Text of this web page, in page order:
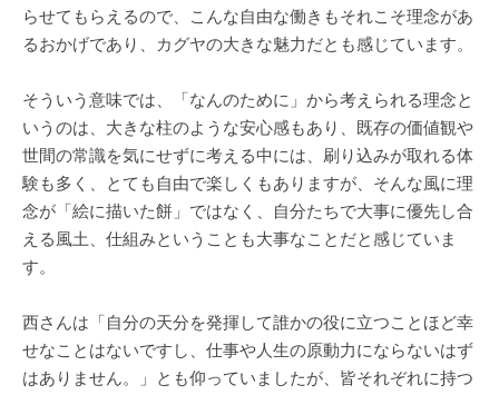
らせてもらえるので、こんな自由な働きもそれこそ理念があ
るおかげであり、カグヤの大きな魅力だとも感じています。
そういう意味では、「なんのために」から考えられる理念と
いうのは、大きな柱のような安心感もあり、既存の価値観や
世間の常識を気にせずに考える中には、刷り込みが取れる体
験も多く、とても自由で楽しくもありますが、そんな風に理
念が「絵に描いた餅」ではなく、自分たちで大事に優先し合
える風土、仕組みということも大事なことだと感じていま
す。
西さんは「自分の天分を発揮して誰かの役に立つことほど幸
せなことはないですし、仕事や人生の原動力にならないはず
はありません。」とも仰っていましたが、皆それぞれに持つ